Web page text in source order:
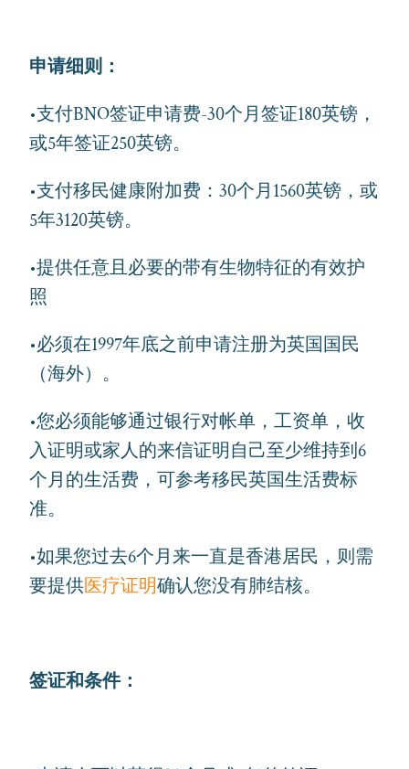
申请细则：
•支付BNO签证申请费-30个月签证180英镑，
或5年签证250英镑。
•支付移民健康附加费：30个月1560英镑，或
5年3120英镑。
•提供任意且必要的带有生物特征的有效护
照
•必须在1997年底之前申请注册为英国国民
（海外）。
•您必须能够通过银行对帐单，工资单，收
入证明或家人的来信证明自己至少维持到6
个月的生活费，可参考移民英国生活费标
准。
•如果您过去6个月来一直是香港居民，则需
要提供医疗证明确认您没有肺结核。
签证和条件：